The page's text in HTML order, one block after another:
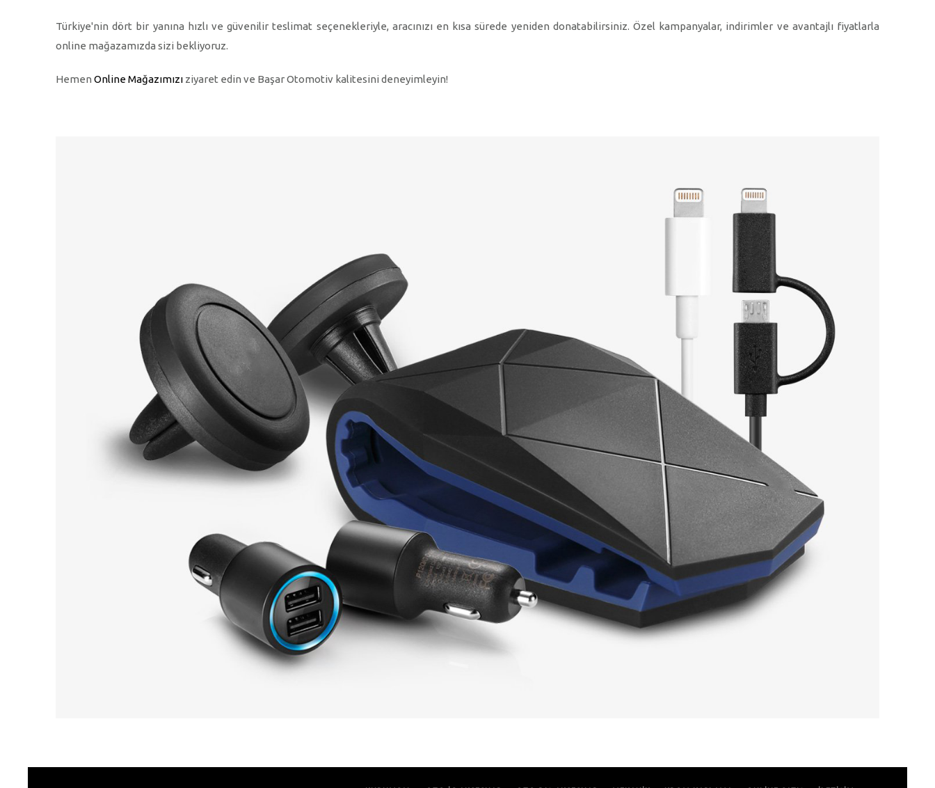
Türkiye'nin dört bir yanına hızlı ve güvenilir teslimat seçenekleriyle, aracınızı en kısa sürede yeniden donatabilirsiniz. Özel kampanyalar, indirimler ve avantajlı fiyatlarla
online mağazamızda sizi bekliyoruz.
Hemen Online Mağazımızı ziyaret edin ve Başar Otomotiv kalitesini deneyimleyin!